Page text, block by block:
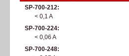
SP-700-212
< 0,1 A
SP-700-224
< 0,06 A
SP-700-248